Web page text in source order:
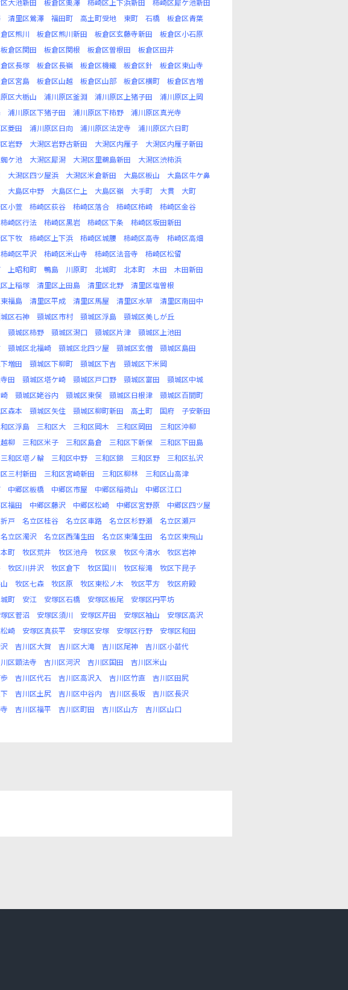
大池新田 板倉区栗澤 柿崎区上下浜新田
柿崎区犀ケ池新田
清里区鶯澤 福田町 高土町受地 東町 石橋
板倉区青葉
区熊川 板倉区熊川新田 板倉区玄藤寺新田
板倉区小石原
板倉区関田 板倉区関根 板倉区曽根田
板倉区田井
区長塚 板倉区長嶺 板倉区機織 板倉区針
板倉区東山寺
区宮島 板倉区山越 板倉区山部 板倉区横町
板倉区吉増
区大栃山 浦川原区釜淵 浦川原区上猪子田
浦川原区上岡
浦川原区下猪子田 浦川原区下柿野
浦川原区真光寺
菱田 浦川原区日向 浦川原区法定寺
浦川原区六日町
岩野 大潟区岩野古新田 大潟区内雁子
大潟区内雁子新田
ケ池 大潟区犀潟 大潟区里鵜島新田
大潟区渋柿浜
大潟区四ツ屋浜 大潟区米倉新田 大島区板山
大島区牛ケ鼻
大島区中野 大島区仁上 大島区嶺 大手町 大貫
大町
小萱 柿崎区荻谷 柿崎区落合 柿崎区柿崎
柿崎区金谷
柿崎区行法 柿崎区黒岩 柿崎区下条
柿崎区坂田新田
下牧 柿崎区上下浜 柿崎区城腰 柿崎区高寺
柿崎区高畑
柿崎区平沢 柿崎区米山寺 柿崎区法音寺
柿崎区松留
上昭和町 鴨島 川原町 北城町 北本町 木田
木田新田
上稲塚 清里区上田島 清里区北野
清里区塩曽根
福島 清里区平成 清里区馬屋 清里区水草
清里区南田中
区石神 頸城区市村 頸城区浮島
頸城区美しが丘
頸城区柿野 頸城区潟口 頸城区片津
頸城区上池田
頸城区北福崎 頸城区北四ツ屋 頸城区玄僧
頸城区島田
増田 頸城区下柳町 頸城区下吉
頸城区下米岡
田 頸城区塔ケ崎 頸城区戸口野 頸城区富田
頸城区中城
頸城区姥谷内 頸城区東俣 頸城区日根津
頸城区百間町
森本 頸城区矢住 頸城区柳町新田 高土町 国府
子安新田
区浮島 三和区大 三和区岡木 三和区岡田
三和区沖柳
柳 三和区米子 三和区島倉 三和区下新保
三和区下田島
三和区塔ノ輪 三和区中野 三和区錦 三和区野
三和区払沢
三村新田 三和区宮崎新田 三和区柳林
三和区山高津
中郷区板橋 中郷区市屋 中郷区稲荷山
中郷区江口
福田 中郷区藤沢 中郷区松崎 中郷区宮野原
中郷区四ツ屋
戸 名立区桂谷 名立区車路 名立区杉野瀬
名立区瀬戸
名立区濁沢 名立区西蒲生田 名立区東蒲生田
名立区東飛山
本町 牧区荒井 牧区池舟 牧区泉 牧区今清水
牧区岩神
牧区川井沢 牧区倉下 牧区国川 牧区桜滝
牧区下昆子
牧区七森 牧区原 牧区東松ノ木 牧区平方
牧区府殿
町 安江 安塚区石橋 安塚区板尾
安塚区円平坊
区菅沼 安塚区須川 安塚区芹田 安塚区袖山
安塚区高沢
崎 安塚区真荻平 安塚区安塚 安塚区行野
安塚区和田
吉川区大賀 吉川区大滝 吉川区尾神
吉川区小苗代
区顕法寺 吉川区河沢 吉川区国田
吉川区米山
吉川区代石 吉川区高沢入 吉川区竹直
吉川区田尻
吉川区土尻 吉川区中谷内 吉川区長坂
吉川区長沢
吉川区福平 吉川区町田 吉川区山方
吉川区山口